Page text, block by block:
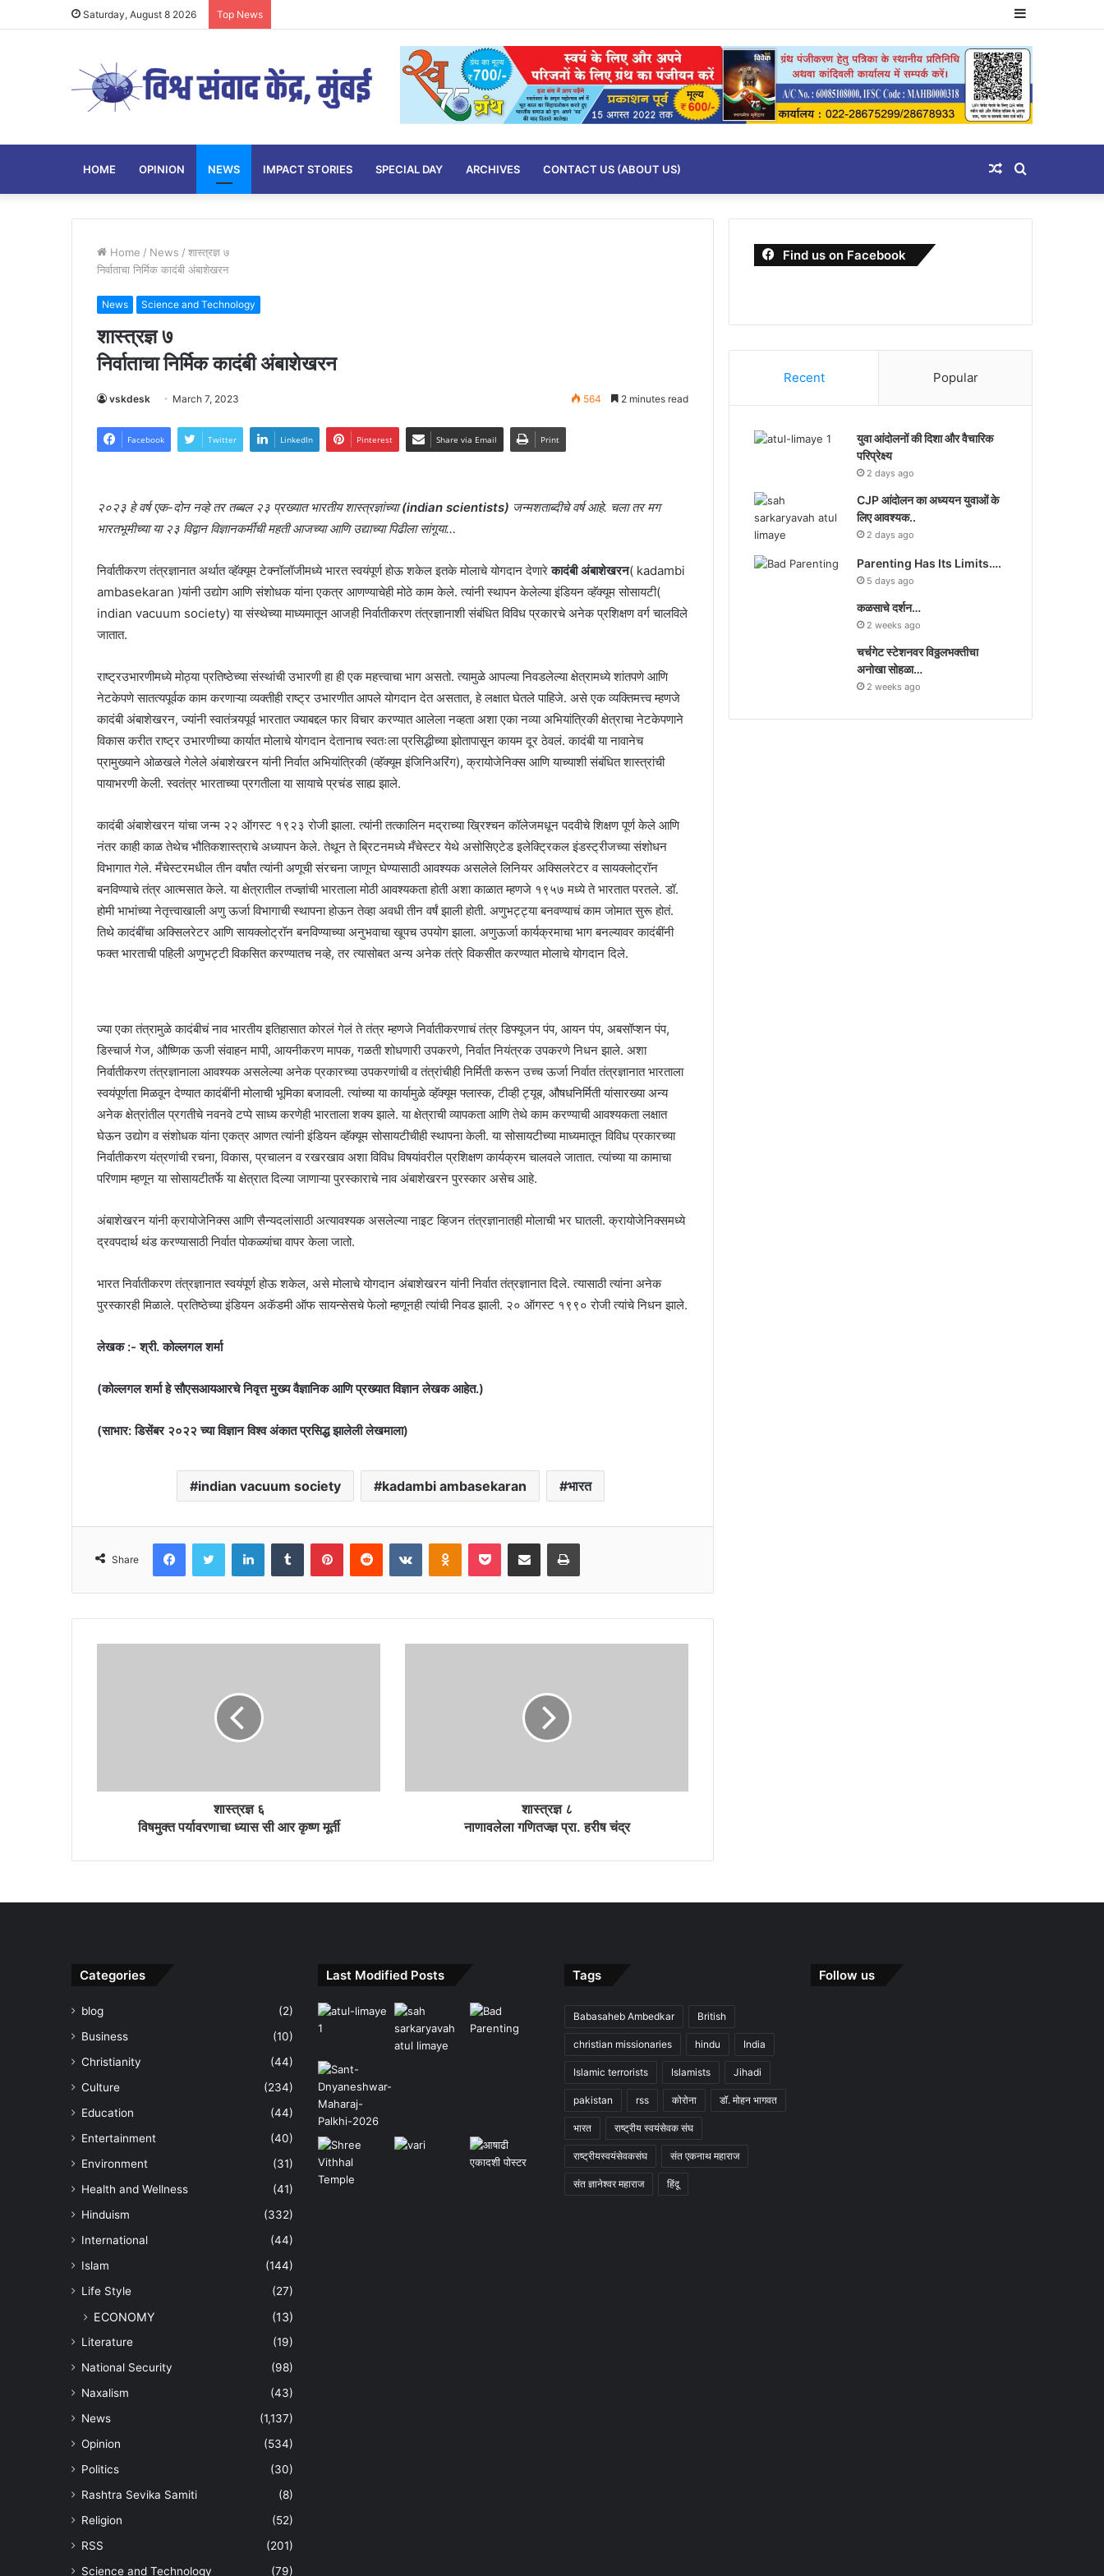
Saturday, August 8 2026 Top News Sidebar
HOME OPINION NEWS IMPACT STORIES SPECIAL DAY ARCHIVES CONTACT US (ABOUT US) Search
for
Random
Article
Home / News / शास्त्रज्ञ ७
निर्वाताचा निर्मिक कादंबी अंबाशेखरन
News Science and Technology
शास्त्रज्ञ ७
निर्वाताचा निर्मिक कादंबी अंबाशेखरन
vskdesk March 7, 2023 564 2 minutes read
Facebook Twitter LinkedIn Pinterest Share via Email Print
२०२३ हे वर्ष एक-दोन नव्हे तर तब्बल २३ प्रख्यात भारतीय शास्त्रज्ञांच्या(indian scientists) जन्मशताब्दीचे वर्ष आहे. चला तर मग
भारतभूमीच्या या २३ विद्वान विज्ञानकर्मींची महती आजच्या आणि उद्याच्या पिढीला सांगूया…
निर्वातीकरण तंत्रज्ञानात अर्थात व्हॅक्यूम टेक्नॉलॉजीमध्ये भारत स्वयंपूर्ण होऊ शकेल इतके मोलाचे योगदान देणारेकादंबी अंबाशेखरन( kadambi
ambasekaran )यांनी उद्योग आणि संशोधक यांना एकत्र आणण्याचेही मोठे काम केले. त्यांनी स्थापन केलेल्या इंडियन व्हॅक्यूम सोसायटी(
indian vacuum society) या संस्थेच्या माध्यमातून आजही निर्वातीकरण तंत्रज्ञानाशी संबंधित विविध प्रकारचे अनेक प्रशिक्षण वर्ग चालविले
जातात.
राष्ट्रउभारणीमध्ये मोठ्या प्रतिष्ठेच्या संस्थांची उभारणी हा ही एक महत्त्वाचा भाग असतो. त्यामुळे आपल्या निवडलेल्या क्षेत्रामध्ये शांतपणे आणि
नेटकेपणे सातत्यपूर्वक काम करणाऱ्या व्यक्तीही राष्ट्र उभारणीत आपले योगदान देत असतात, हे लक्षात घेतले पाहिजे. असे एक व्यक्तिमत्त्व म्हणजे
कादंबी अंबाशेखरन, ज्यांनी स्वातंत्र्यपूर्व भारतात ज्याबद्दल फार विचार करण्यात आलेला नव्हता अशा एका नव्या अभियांत्रिकी क्षेत्राचा नेटकेपणाने
विकास करीत राष्ट्र उभारणीच्या कार्यात मोलाचे योगदान देतानाच स्वतःला प्रसिद्धीच्या झोतापासून कायम दूर ठेवलं. कादंबी या नावानेच
प्रामुख्याने ओळखले गेलेले अंबाशेखरन यांनी निर्वात अभियांत्रिकी (व्हॅक्यूम इंजिनिअरिंग), क्रायोजेनिक्स आणि याच्याशी संबंधित शास्त्रांची
पायाभरणी केली. स्वतंत्र भारताच्या प्रगतीला या सायाचे प्रचंड साह्य झाले.
कादंबी अंबाशेखरन यांचा जन्म २२ ऑगस्ट १९२३ रोजी झाला. त्यांनी तत्कालिन मद्राच्या ख्रिश्चन कॉलेजमधून पदवीचे शिक्षण पूर्ण केले आणि
नंतर काही काळ तेथेच भौतिकशास्त्राचे अध्यापन केले. तेथून ते ब्रिटनमध्ये मँचेस्टर येथे असोसिएटेड इलेक्ट्रिकल इंडस्ट्रीजच्या संशोधन
विभागात गेले. मँचेस्टरमधील तीन वर्षांत त्यांनी अणूची संरचना जाणून घेण्यासाठी आवश्यक असलेले लिनियर अक्सिलरेटर व सायक्लोट्रॉन
बनविण्याचे तंत्र आत्मसात केले. या क्षेत्रातील तज्ज्ञांची भारताला मोठी आवश्यकता होती अशा काळात म्हणजे १९५७ मध्ये ते भारतात परतले. डॉ.
होमी भाभांच्या नेतृत्त्वाखाली अणु ऊर्जा विभागाची स्थापना होऊन तेव्हा अवधी तीन वर्षं झाली होती. अणुभट्ट्या बनवण्याचं काम जोमात सुरू होतं.
तिथे कादंबींचा अक्सिलरेटर आणि सायक्लोट्रॉन बनविण्याच्या अनुभवाचा खूपच उपयोग झाला. अणुऊर्जा कार्यक्रमाचा भाग बनल्यावर कादंबींनी
फक्त भारताची पहिली अणुभट्टी विकसित करण्यातच नव्हे, तर त्यासोबत अन्य अनेक तंत्रे विकसीत करण्यात मोलाचे योगदान दिले.
ज्या एका तंत्रामुळे कादंबीचं नाव भारतीय इतिहासात कोरलं गेलं ते तंत्र म्हणजे निर्वातीकरणाचं तंत्र डिफ्यूजन पंप, आयन पंप, अबसॉप्शन पंप,
डिस्चार्ज गेज, औष्णिक ऊजी संवाहन मापी, आयनीकरण मापक, गळती शोधणारी उपकरणे, निर्वात नियंत्रक उपकरणे निधन झाले. अशा
निर्वातीकरण तंत्रज्ञानाला आवश्यक असलेल्या अनेक प्रकारच्या उपकरणांची व तंत्रांचीही निर्मिती करून उच्च ऊर्जा निर्वात तंत्रज्ञानात भारताला
स्वयंपूर्णता मिळवून देण्यात कादंबींनी मोलाची भूमिका बजावली. त्यांच्या या कार्यामुळे व्हॅक्यूम फ्लास्क, टीव्ही ट्यूब, औषधनिर्मिती यांसारख्या अन्य
अनेक क्षेत्रांतील प्रगतीचे नवनवे टप्पे साध्य करणेही भारताला शक्य झाले. या क्षेत्राची व्यापकता आणि तेथे काम करण्याची आवश्यकता लक्षात
घेऊन उद्योग व संशोधक यांना एकत्र आणत त्यांनी इंडियन व्हॅक्यूम सोसायटीचीही स्थापना केली. या सोसायटीच्या माध्यमातून विविध प्रकारच्या
निर्वातीकरण यंत्रणांची रचना, विकास, प्रचालन व रखरखाव अशा विविध विषयांवरील प्रशिक्षण कार्यक्रम चालवले जातात. त्यांच्या या कामाचा
परिणाम म्हणून या सोसायटीतर्फे या क्षेत्रात दिल्या जाणाऱ्या पुरस्काराचे नाव अंबाशेखरन पुरस्कार असेच आहे.
अंबाशेखरन यांनी क्रायोजेनिक्स आणि सैन्यदलांसाठी अत्यावश्यक असलेल्या नाइट व्हिजन तंत्रज्ञानातही मोलाची भर घातली. क्रायोजेनिक्समध्ये
द्रवपदार्थ थंड करण्यासाठी निर्वात पोकळ्यांचा वापर केला जातो.
भारत निर्वातीकरण तंत्रज्ञानात स्वयंपूर्ण होऊ शकेल, असे मोलाचे योगदान अंबाशेखरन यांनी निर्वात तंत्रज्ञानात दिले. त्यासाठी त्यांना अनेक
पुरस्कारही मिळाले. प्रतिष्ठेच्या इंडियन अकॅडमी ऑफ सायन्सेसचे फेलो म्हणूनही त्यांची निवड झाली. २० ऑगस्ट १९९० रोजी त्यांचे निधन झाले.
लेखक :- श्री. कोल्लगल शर्मा
(कोल्लगल शर्मा हे सौएसआयआरचे निवृत्त मुख्य वैज्ञानिक आणि प्रख्यात विज्ञान लेखक आहेत.)
(साभार: डिसेंबर २०२२ च्या विज्ञान विश्व अंकात प्रसिद्ध झालेली लेखमाला)
indian vacuum society kadambi ambasekaran भारत
Share
FacebookTwitter LinkedInTumblr PinterestReddit VKontakteOdnoklassniki
Pocket Share via Email Print
शास्त्रज्ञ ६
विषमुक्त पर्यावरणाचा ध्यास सी आर कृष्ण मूर्ती
शास्त्रज्ञ ८
नाणावलेला गणितज्ज्ञ प्रा. हरीष चंद्र
Find us on Facebook
Recent Popular
युवा आंदोलनों की दिशा और वैचारिक
परिप्रेक्ष्य
2 days ago
CJP आंदोलन का अध्ययन युवाओं के
लिए आवश्यक..
2 days ago
Parenting Has Its Limits….
5 days ago
कळसाचे दर्शन…
2 weeks ago
चर्चगेट स्टेशनवर विठ्ठलभक्तीचा
अनोखा सोहळा…
2 weeks ago
Categories
blog
(2)
Business
(10)
Christianity
(44)
Culture
(234)
Education
(44)
Entertainment
(40)
Environment
(31)
Health and Wellness
(41)
Hinduism
(332)
International
(44)
Islam
(144)
Life Style
(27)
ECONOMY (13)
Literature
(19)
National Security
(98)
Naxalism
(43)
News
(1,137)
Opinion
(534)
Politics
(30)
Rashtra Sevika Samiti
(8)
Religion
(52)
RSS
(201)
Science and Technology
(79)
Last Modified Posts Tags
Babasaheb Ambedkar British
christian missionaries hindu India
Islamic terrorists Islamists Jihadi
pakistan rss कोरोना डॉ. मोहन भागवत
भारत राष्ट्रीय स्वयंसेवक संघ
राष्ट्रीयस्वयंसेवकसंघ संत एकनाथ महाराज
संत ज्ञानेश्वर महाराज हिंदू
Follow us